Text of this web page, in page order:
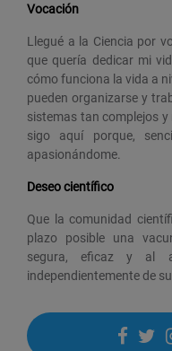
Vocación
Llegué a la Ciencia por
que quería dedicar mi
cómo funciona la vida a
pueden organizarse y
sistemas tan complejos
sigo aquí porque,
apasionándome.
Deseo científico
Que la comunidad
plazo posible una
segura, eficaz y al
independientemente de